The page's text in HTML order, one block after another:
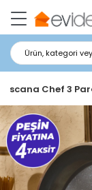
Ürün, kategori
Chef 3